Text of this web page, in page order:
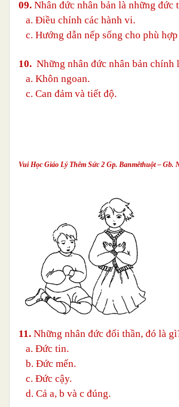
09. Nhân đức nhân bản là những
a. Điều chỉnh các
c. Hướng dẫn nếp sống cho
10. Những nhân đức nhân bản chính
a. Khôn ngoan.
c. Can đảm và tiết độ.
Vui Học Giáo Lý Thêm Sức 2 Gp. Banmêthuột – Gb.
11. Những nhân đức đối thần, đó là
a. Đức tin.
b. Đức mến.
c. Đức cậy.
d. Cả a, b và c đúng.